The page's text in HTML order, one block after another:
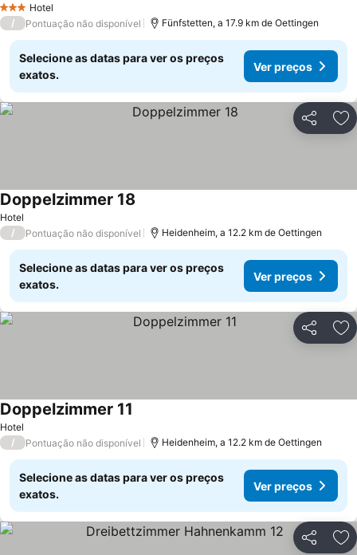
3 EstrelasHotel
/ Pontuação não disponível Fünfstetten, a 17.9 km de Oettingen
Selecione as datas para ver os preços
exatos.
Ver preços
Partilhar
Hotel
Doppelzimmer 18
/ Pontuação não disponível Heidenheim, a 12.2 km de Oettingen
Selecione as datas para ver os preços
exatos.
Ver preços
Partilhar
Hotel
Doppelzimmer 11
/ Pontuação não disponível Heidenheim, a 12.2 km de Oettingen
Selecione as datas para ver os preços
exatos.
Ver preços
Partilhar